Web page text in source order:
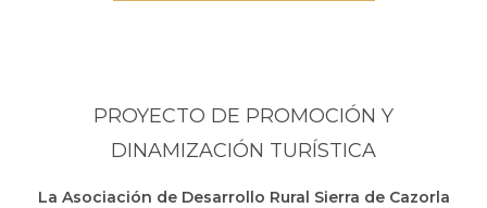
PROYECTO DE PROMOCIÓN Y
DINAMIZACIÓN TURÍSTICA
La Asociación de Desarrollo Rural Sierra de Cazorla